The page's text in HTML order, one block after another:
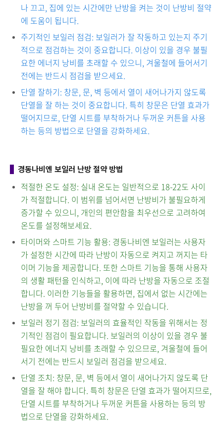
나 끄고, 집에 있는 시간에만 난방을 켜는 것이 난방비 절약
에 도움이 됩니다.
주기적인 보일러 점검: 보일러가 잘 작동하고 있는지 주기
적으로 점검하는 것이 중요합니다. 이상이 있을 경우 불필
요한 에너지 낭비를 초래할 수 있으니, 겨울철에 들어서기
전에는 반드시 점검을 받으세요.
단열 잘하기: 창문, 문, 벽 등에서 열이 새어나가지 않도록
단열을 잘 하는 것이 중요합니다. 특히 창문은 단열 효과가
떨어지므로, 단열 시트를 부착하거나 두꺼운 커튼을 사용
하는 등의 방법으로 단열을 강화하세요.
경동나비엔 보일러 난방 절약 방법
적절한 온도 설정: 실내 온도는 일반적으로 18-22도 사이
가 적절합니다. 이 범위를 넘어서면 난방비가 불필요하게
증가할 수 있으니, 개인의 편안함을 최우선으로 고려하여
온도를 설정해보세요.
타이머와 스마트 기능 활용: 경동나비엔 보일러는 사용자
가 설정한 시간에 따라 난방이 자동으로 켜지고 꺼지는 타
이머 기능을 제공합니다. 또한 스마트 기능을 통해 사용자
의 생활 패턴을 인식하고, 이에 따라 난방을 자동으로 조절
합니다. 이러한 기능들을 활용하면, 집에서 없는 시간에는
난방을 꺼 두어 난방비를 절약할 수 있습니다.
보일러 정기 점검: 보일러의 효율적인 작동을 위해서는 정
기적인 점검이 필요합니다. 보일러의 이상이 있을 경우 불
필요한 에너지 낭비를 초래할 수 있으므로, 겨울철에 들어
서기 전에는 반드시 보일러 점검을 받으세요.
단열 조치: 창문, 문, 벽 등에서 열이 새어나가지 않도록 단
열을 잘 해야 합니다. 특히 창문은 단열 효과가 떨어지므로,
단열 시트를 부착하거나 두꺼운 커튼을 사용하는 등의 방
법으로 단열을 강화하세요.